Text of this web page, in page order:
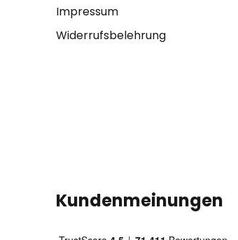
Impressum
Widerrufsbelehrung
Kundenmeinungen